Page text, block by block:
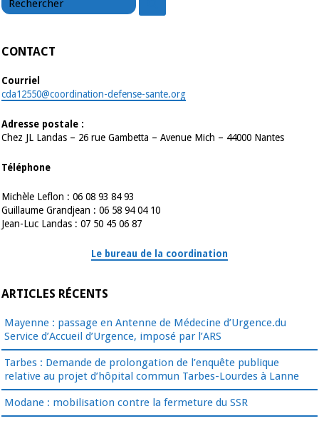
CONTACT
Courriel
cda12550@coordination-defense-sante.org
Adresse postale :
Chez JL Landas – 26 rue Gambetta – Avenue Mich – 44000 Nantes
Téléphone
Michèle Leflon : 06 08 93 84 93
Guillaume Grandjean : 06 58 94 04 10
Jean-Luc Landas : 07 50 45 06 87
Le bureau de la coordination
ARTICLES RÉCENTS
Mayenne : passage en Antenne de Médecine d’Urgence.du
Service d’Accueil d’Urgence, imposé par l’ARS
Tarbes : Demande de prolongation de l’enquête publique
relative au projet d’hôpital commun Tarbes-Lourdes à Lanne
Modane : mobilisation contre la fermeture du SSR